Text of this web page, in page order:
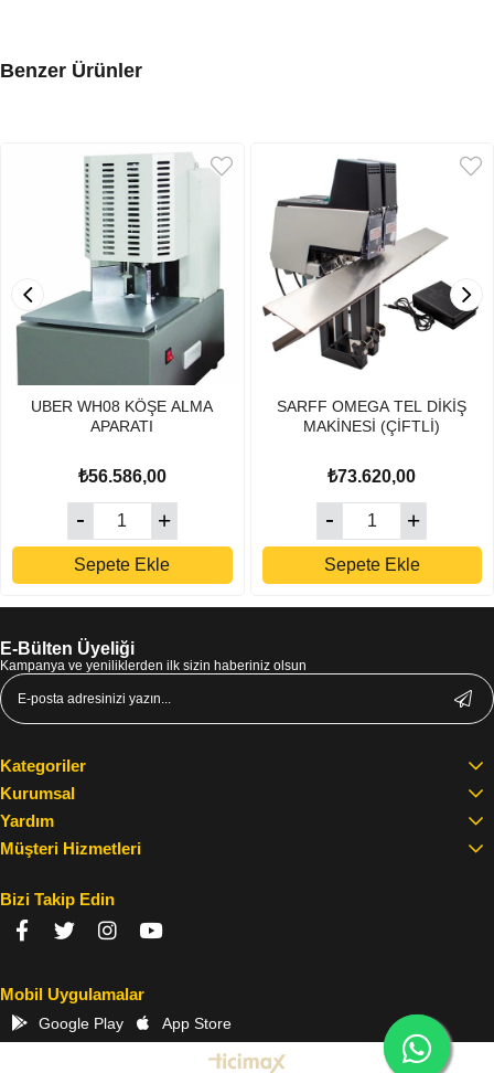
Benzer Ürünler
UBER WH08 KÖŞE ALMA
APARATI
₺56.586,00
Sepete Ekle
SARFF OMEGA TEL DİKİŞ
MAKİNESİ (ÇİFTLİ)
₺73.620,00
Sepete Ekle
E-Bülten Üyeliği
Kampanya ve yeniliklerden ilk sizin haberiniz olsun
Kategoriler
Kurumsal
Yardım
Müşteri Hizmetleri
Bizi Takip Edin
Mobil Uygulamalar
Google Play App Store